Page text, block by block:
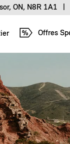
ON, N8R 1A1
Offres